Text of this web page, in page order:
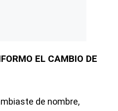
EL CAMBIO DE
de nombre,